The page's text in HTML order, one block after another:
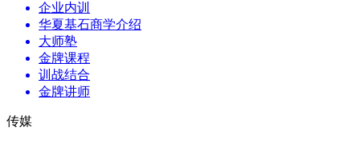
企业内训
华夏基石商学介绍
大师塾
金牌课程
训战结合
金牌讲师
传媒